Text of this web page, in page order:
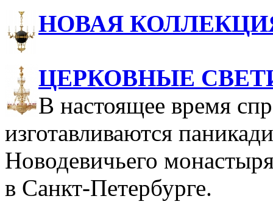
НОВАЯ
ЦЕРКОВНЫЕ
В настоящее время
изготавливаются
Новодевичьего
в Санкт-Петербурге.